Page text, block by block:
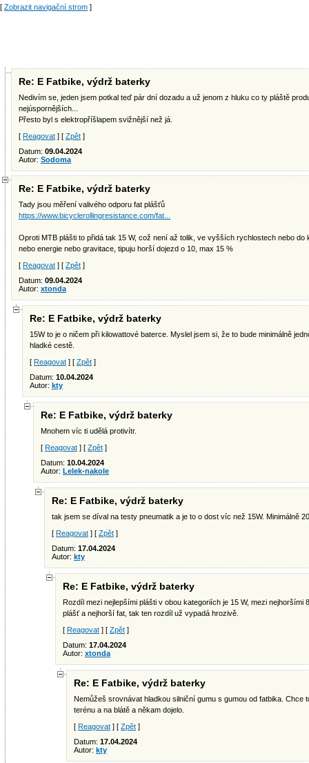
[ Zobrazit navigační strom ]
Re: E Fatbike, výdrž baterky
Nedivím se, jeden jsem potkal teď pár dní dozadu a už jenom z hluku co ty pláště
nejúspornějších...
Přesto byl s elektropříšlapem svižnější než já.
[ Reagovat ] [ Zpět ]
Datum: 09.04.2024
Autor: Sodoma
Re: E Fatbike, výdrž baterky
Tady jsou měření valivého odporu fat plášťů
https://www.bicyclerollingresistance.com/fat...
Oproti MTB plášti to přidá tak 15 W, což není až tolik, ve vyšších rychlostech nebo
nebo energie nebo gravitace, tipuju horší dojezd o 10, max 15 %
[ Reagovat ] [ Zpět ]
Datum: 09.04.2024
Autor: xtonda
Re: E Fatbike, výdrž baterky
15W to je o ničem při kilowattové baterce. Myslel jsem si, že to bude minimálně
hladké cestě.
[ Reagovat ] [ Zpět ]
Datum: 10.04.2024
Autor: kty
Re: E Fatbike, výdrž baterky
Mnohem víc ti udělá protivítr.
[ Reagovat ] [ Zpět ]
Datum: 10.04.2024
Autor: Lelek-nakole
Re: E Fatbike, výdrž baterky
tak jsem se díval na testy pneumatik a je to o dost víc než 15W. Minimálně
[ Reagovat ] [ Zpět ]
Datum: 17.04.2024
Autor: kty
Re: E Fatbike, výdrž baterky
Rozdíl mezi nejlepšími plášti v obou kategoriích je 15 W, mezi nejhoršími
plášť a nejhorší fat, tak ten rozdíl už vypadá hrozivě.
[ Reagovat ] [ Zpět ]
Datum: 17.04.2024
Autor: xtonda
Re: E Fatbike, výdrž baterky
Nemůžeš srovnávat hladkou silniční gumu s gumou od fatbika. Chce
terénu a na blátě a někam dojelo.
[ Reagovat ] [ Zpět ]
Datum: 17.04.2024
Autor: kty